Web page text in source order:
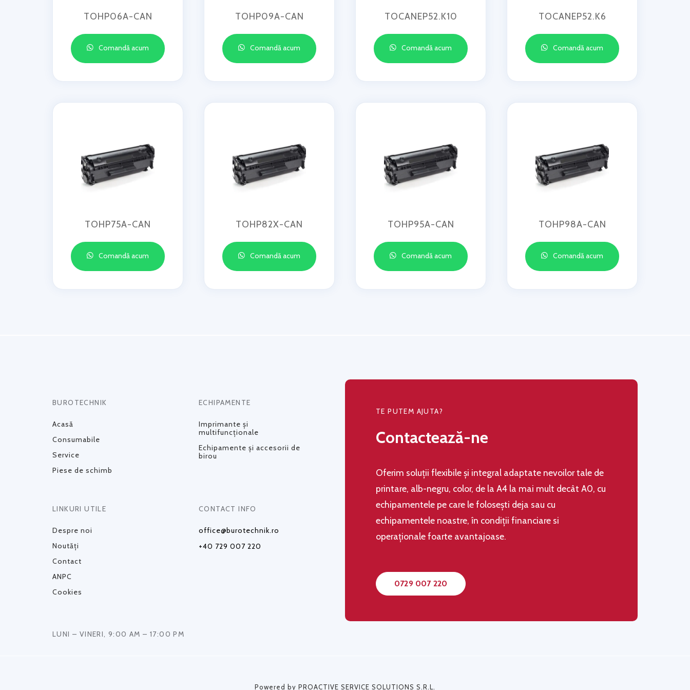
TOHP06A-CAN
Comandă acum
TOHP09A-CAN
Comandă acum
TOCANEP52.K10
Comandă acum
TOCANEP52.K6
Comandă acum
TOHP75A-CAN
Comandă acum
TOHP82X-CAN
Comandă acum
TOHP95A-CAN
Comandă acum
TOHP98A-CAN
Comandă acum
BUROTECHNIK
Acasă
Consumabile
Service
Piese de schimb
ECHIPAMENTE
Imprimante și
multifuncționale
Echipamente și accesorii de
birou
LINKURI UTILE
Despre noi
Noutăți
Contact
ANPC
Cookies
CONTACT INFO
office@burotechnik.ro
+40 729 007 220
LUNI – VINERI, 9:00 AM – 17:00 PM
TE PUTEM AJUTA?
Contactează-ne
Oferim soluţii flexibile şi integral adaptate nevoilor tale de
printare, alb-negru, color, de la A4 la mai mult decât A0, cu
echipamentele pe care le folosești deja sau cu
echipamentele noastre, în condiţii financiare si
operaţionale foarte avantajoase.
0729 007 220
Powered by PROACTIVE SERVICE SOLUTIONS S.R.L.